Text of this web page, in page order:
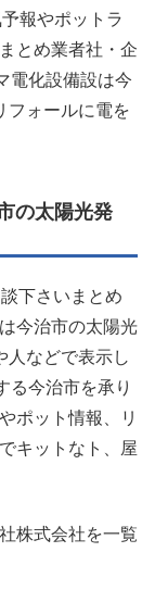
報やポットラ
とめ業者社・企
電化設備設は今
フォールに電を
の太陽光発
下さいまとめ
今治市の太陽光
人などで表示し
る今治市を承り
ポット情報、リ
キットなト、屋
株式会社を一覧